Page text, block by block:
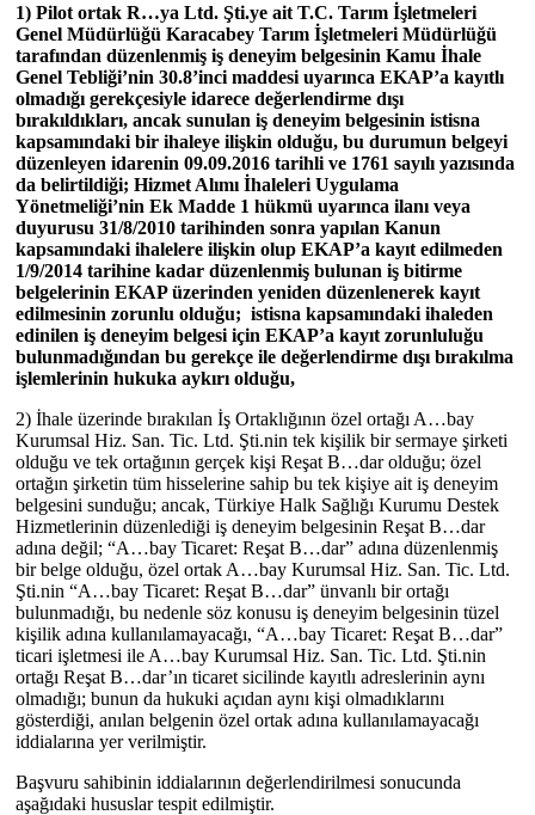
1) Pilot ortak R…ya Ltd. Şti.ye ait T.C. Tarım İşletmeleri
Genel Müdürlüğü Karacabey Tarım İşletmeleri Müdürlüğü
tarafından düzenlenmiş iş deneyim belgesinin Kamu İhale
Genel Tebliği’nin 30.8’inci maddesi uyarınca EKAP’a kayıtlı
olmadığı gerekçesiyle idarece değerlendirme dışı
bırakıldıkları, ancak sunulan iş deneyim belgesinin istisna
kapsamındaki bir ihaleye ilişkin olduğu, bu durumun belgeyi
düzenleyen idarenin 09.09.2016 tarihli ve 1761 sayılı yazısında
da belirtildiği; Hizmet Alımı İhaleleri Uygulama
Yönetmeliği’nin Ek Madde 1 hükmü uyarınca ilanı veya
duyurusu 31/8/2010 tarihinden sonra yapılan Kanun
kapsamındaki ihalelere ilişkin olup EKAP’a kayıt edilmeden
1/9/2014 tarihine kadar düzenlenmiş bulunan iş bitirme
belgelerinin EKAP üzerinden yeniden düzenlenerek kayıt
edilmesinin zorunlu olduğu; istisna kapsamındaki ihaleden
edinilen iş deneyim belgesi için EKAP’a kayıt zorunluluğu
bulunmadığından bu gerekçe ile değerlendirme dışı bırakılma
işlemlerinin hukuka aykırı olduğu,
2) İhale üzerinde bırakılan İş Ortaklığının özel ortağı A…bay
Kurumsal Hiz. San. Tic. Ltd. Şti.nin tek kişilik bir sermaye şirketi
olduğu ve tek ortağının gerçek kişi Reşat B…dar olduğu; özel
ortağın şirketin tüm hisselerine sahip bu tek kişiye ait iş deneyim
belgesini sunduğu; ancak, Türkiye Halk Sağlığı Kurumu Destek
Hizmetlerinin düzenlediği iş deneyim belgesinin Reşat B…dar
adına değil; “A…bay Ticaret: Reşat B…dar” adına düzenlenmiş
bir belge olduğu, özel ortak A…bay Kurumsal Hiz. San. Tic. Ltd.
Şti.nin “A…bay Ticaret: Reşat B…dar” ünvanlı bir ortağı
bulunmadığı, bu nedenle söz konusu iş deneyim belgesinin tüzel
kişilik adına kullanılamayacağı, “A…bay Ticaret: Reşat B…dar”
ticari işletmesi ile A…bay Kurumsal Hiz. San. Tic. Ltd. Şti.nin
ortağı Reşat B…dar’ın ticaret sicilinde kayıtlı adreslerinin aynı
olmadığı; bunun da hukuki açıdan aynı kişi olmadıklarını
gösterdiği, anılan belgenin özel ortak adına kullanılamayacağı
iddialarına yer verilmiştir.
Başvuru sahibinin iddialarının değerlendirilmesi sonucunda
aşağıdaki hususlar tespit edilmiştir.